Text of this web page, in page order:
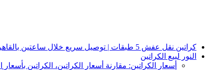
كراتين نقل عفش 5 طبقات | توصيل سريع خلال ساعتين بالقاهرة والجيزة | النور لبيع الكراتين
النور لبيع الكراتين
أسعار الكراتين: مقارنة أسعار الكراتين، الكراتين بأسعار